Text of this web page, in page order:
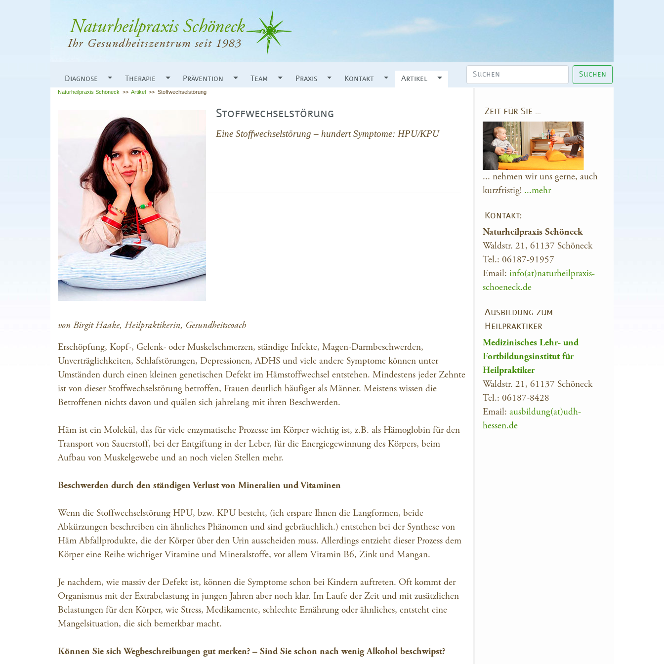
Diagnose Therapie Prävention Team Praxis Kontakt Artikel
Suchen
Naturheilpraxis Schöneck >> Artikel >> Stoffwechselstörung
Stoffwechselstörung
Eine Stoffwechselstörung – hundert Symptome: HPU/KPU
von Birgit Haake, Heilpraktikerin, Gesundheitscoach
Erschöpfung, Kopf-, Gelenk- oder Muskelschmerzen, ständige Infekte, Magen-Darmbeschwerden,
Unverträglichkeiten, Schlafstörungen, Depressionen, ADHS und viele andere Symptome können unter
Umständen durch einen kleinen genetischen Defekt im Hämstoffwechsel entstehen. Mindestens jeder Zehnte
ist von dieser Stoffwechselstörung betroffen, Frauen deutlich häufiger als Männer. Meistens wissen die
Betroffenen nichts davon und quälen sich jahrelang mit ihren Beschwerden.
Häm ist ein Molekül, das für viele enzymatische Prozesse im Körper wichtig ist, z.B. als Hämoglobin für den
Transport von Sauerstoff, bei der Entgiftung in der Leber, für die Energiegewinnung des Körpers, beim
Aufbau von Muskelgewebe und an noch vielen Stellen mehr.
Beschwerden durch den ständigen Verlust von Mineralien und Vitaminen
Wenn die Stoffwechselstörung HPU, bzw. KPU besteht, (ich erspare Ihnen die Langformen, beide
Abkürzungen beschreiben ein ähnliches Phänomen und sind gebräuchlich.) entstehen bei der Synthese von
Häm Abfallprodukte, die der Körper über den Urin ausscheiden muss. Allerdings entzieht dieser Prozess dem
Körper eine Reihe wichtiger Vitamine und Mineralstoffe, vor allem Vitamin B6, Zink und Mangan.
Je nachdem, wie massiv der Defekt ist, können die Symptome schon bei Kindern auftreten. Oft kommt der
Organismus mit der Extrabelastung in jungen Jahren aber noch klar. Im Laufe der Zeit und mit zusätzlichen
Belastungen für den Körper, wie Stress, Medikamente, schlechte Ernährung oder ähnliches, entsteht eine
Mangelsituation, die sich bemerkbar macht.
Können Sie sich Wegbeschreibungen gut merken? – Sind Sie schon nach wenig Alkohol beschwipst?
Zeit für Sie …
... nehmen wir uns gerne, auch
kurzfristig! ...mehr
Kontakt:
Naturheilpraxis Schöneck
Waldstr. 21, 61137 Schöneck
Tel.: 06187-91957
Email: info(at)naturheilpraxis-
schoeneck.de
Ausbildung zum
Heilpraktiker
Medizinisches Lehr- und
Fortbildungsinstitut für
Heilpraktiker
Waldstr. 21, 61137 Schöneck
Tel.: 06187-8428
Email: ausbildung(at)udh-
hessen.de